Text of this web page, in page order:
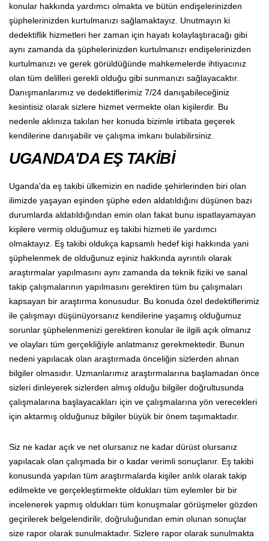
konular hakkında yardımcı olmakta ve bütün endişelerinizden
şüphelerinizden kurtulmanızı sağlamaktayız. Unutmayın ki
dedektiflik hizmetleri her zaman için hayatı kolaylaştıracağı gibi
aynı zamanda da şüphelerinizden kurtulmanızı endişelerinizden
kurtulmanızı ve gerek görüldüğünde mahkemelerde ihtiyacınız
olan tüm delilleri gerekli olduğu gibi sunmanızı sağlayacaktır.
Danışmanlarımız ve dedektiflerimiz 7/24 danışabileceğiniz
kesintisiz olarak sizlere hizmet vermekte olan kişilerdir. Bu
nedenle aklınıza takılan her konuda bizimle irtibata geçerek
kendilerine danışabilir ve çalışma imkanı bulabilirsiniz.
UGANDA'DA EŞ TAKİBİ
Uganda'da eş takibi ülkemizin en nadide şehirlerinden biri olan
ilimizde yaşayan eşinden şüphe eden aldatıldığını düşünen bazı
durumlarda aldatıldığından emin olan fakat bunu ispatlayamayan
kişilere vermiş olduğumuz eş takibi hizmeti ile yardımcı
olmaktayız. Eş takibi oldukça kapsamlı hedef kişi hakkında yani
şüphelenmek de olduğunuz eşiniz hakkında ayrıntılı olarak
araştırmalar yapılmasını aynı zamanda da teknik fiziki ve sanal
takip çalışmalarının yapılmasını gerektiren tüm bu çalışmaları
kapsayan bir araştırma konusudur. Bu konuda özel dedektiflerimiz
ile çalışmayı düşünüyorsanız kendilerine yaşamış olduğumuz
sorunlar şüphelenmenizi gerektiren konular ile ilgili açık olmanız
ve olayları tüm gerçekliğiyle anlatmanız gerekmektedir. Bunun
nedeni yapılacak olan araştırmada önceliğin sizlerden alınan
bilgiler olmasıdır. Uzmanlarımız araştırmalarına başlamadan önce
sizleri dinleyerek sizlerden almış olduğu bilgiler doğrultusunda
çalışmalarına başlayacakları için ve çalışmalarına yön verecekleri
için aktarmış olduğunuz bilgiler büyük bir önem taşımaktadır.
Siz ne kadar açık ve net olursanız ne kadar dürüst olursanız
yapılacak olan çalışmada bir o kadar verimli sonuçlanır. Eş takibi
konusunda yapılan tüm araştırmalarda kişiler anlık olarak takip
edilmekte ve gerçekleştirmekte oldukları tüm eylemler bir bir
incelenerek yapmış oldukları tüm konuşmalar görüşmeler gözden
geçirilerek belgelendirilir, doğruluğundan emin olunan sonuçlar
size rapor olarak sunulmaktadır. Sizlere rapor olarak sunulmakta